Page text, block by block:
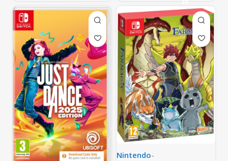
Nintendo-